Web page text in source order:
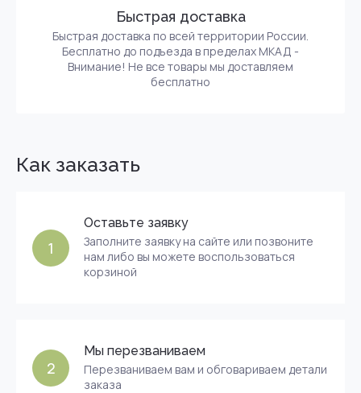
Быстрая доставка
Быстрая доставка по всей территории России.
Бесплатно до подъезда в пределах МКАД -
Внимание! Не все товары мы доставляем
бесплатно
Как заказать
1
Оставьте заявку
Заполните заявку на сайте или позвоните
нам либо вы можете воспользоваться
корзиной
2
Мы перезваниваем
Перезваниваем вам и обговариваем детали
заказа